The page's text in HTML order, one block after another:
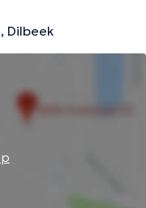
Dilbeek